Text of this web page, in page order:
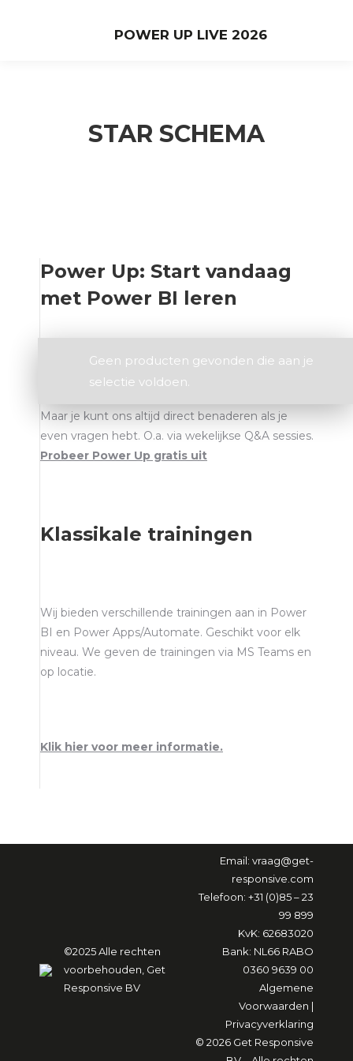
POWER UP LIVE 2026
STAR SCHEMA
Geen producten gevonden die aan je
selectie voldoen.
Power Up: Start vandaag
met Power BI leren
Via onze online leeromgeving Power Up kun je
Maar je kunt ons altijd direct benaderen als je
even vragen hebt. O.a. via wekelijkse Q&A sessies.
Probeer Power Up gratis uit
Klassikale trainingen
Wij bieden verschillende trainingen aan in Power
BI en Power Apps/Automate. Geschikt voor elk
niveau. We geven de trainingen via MS Teams en
op locatie.
Klik hier voor meer informatie.
©2025 Alle rechten
voorbehouden, Get
Responsive BV
Email: vraag@get-
responsive.com
Telefoon: +31 (0)85 – 23
99 899
KvK: 62683020
Bank: NL66 RABO
0360 9639 00
Algemene
Voorwaarden |
Privacyverklaring
© 2026 Get Responsive